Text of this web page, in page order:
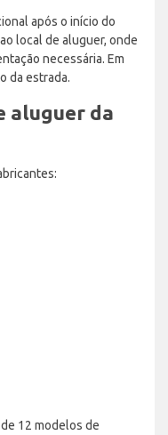
após o início do
local de aluguer, onde
necessária. Em
da estrada.
aluguer da
12 modelos de